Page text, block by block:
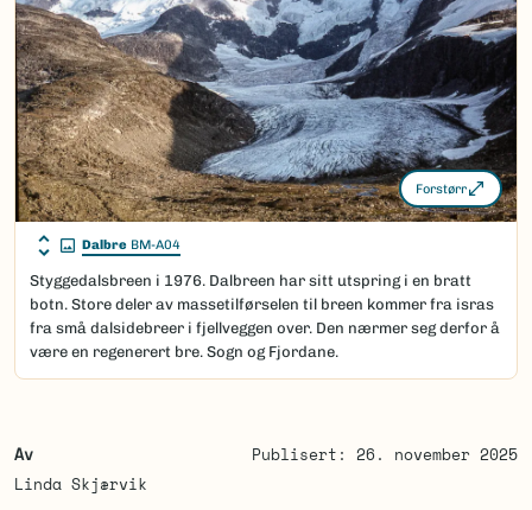
Forstørr
Dalbre BM-A04
Styggedalsbreen i 1976. Dalbreen har sitt utspring i en bratt
botn. Store deler av massetilførselen til breen kommer fra isras
fra små dalsidebreer i fjellveggen over. Den nærmer seg derfor å
være en regenerert bre. Sogn og Fjordane.
Av
Linda Skjærvik
Publisert: 26. november 2025